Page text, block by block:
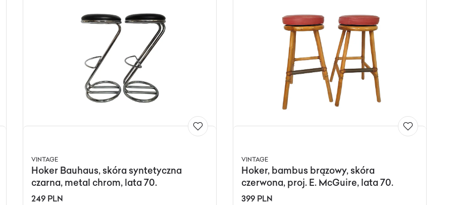
VINTAGE
Hoker Bauhaus, skóra syntetyczna
czarna, metal chrom, lata 70.
249 PLN
VINTAGE
Hoker, bambus brązowy, skóra
czerwona, proj. E. McGuire, lata 70.
399 PLN